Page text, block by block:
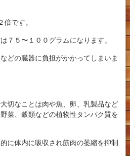
です。
７５〜１００グラムになります。
どの臓器に負担がかかってしまいま
切なことは肉や魚、卵、乳製品など
菜、穀類などの植物性タンパク質を
に体内に吸収され筋肉の萎縮を抑制